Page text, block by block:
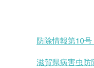
防除情報第10
滋賀県病害虫防